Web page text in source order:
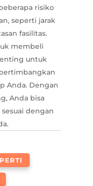
risiko
seperti jarak
fasilitas.
membeli
untuk
Anda. Dengan
Anda bisa
dengan